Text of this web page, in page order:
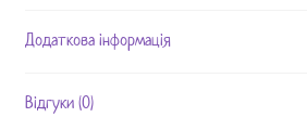
кількість
Додаткова інформація
Відгуки (0)